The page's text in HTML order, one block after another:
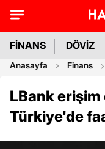
FİNANS DÖVİZ
Anasayfa Finans
LBank
Türkiye'de